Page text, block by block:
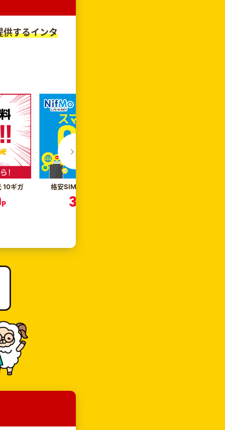
するインタ
10ギガ
P
格安SIM NifMo（ニフモ）
3,300